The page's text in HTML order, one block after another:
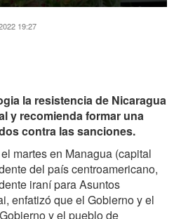
19:27
la resistencia de Nicaragua
y recomienda formar una
contra las sanciones.
martes en Managua (capital
del país centroamericano,
iraní para Asuntos
enfatizó que el Gobierno y el
y el pueblo de